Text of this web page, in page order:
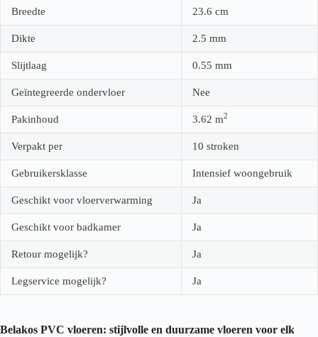
Breedte 23.6 cm
Dikte 2.5 mm
Slijtlaag 0.55 mm
Geïntegreerde ondervloer Nee
Pakinhoud 3.62 m2
Verpakt per 10 stroken
Gebruikersklasse Intensief woongebruik
Geschikt voor vloerverwarming Ja
Geschikt voor badkamer Ja
Retour mogelijk? Ja
Legservice mogelijk? Ja
Belakos PVC vloeren: stijlvolle en duurzame vloeren voor elk